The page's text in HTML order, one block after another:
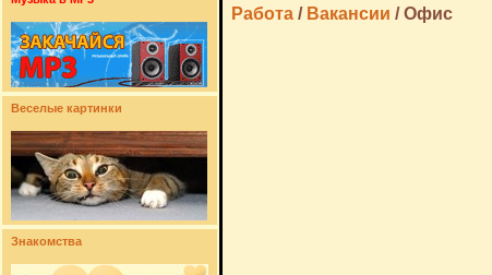
Веселые картинки
Знакомства
Работа / Вакансии / Офис